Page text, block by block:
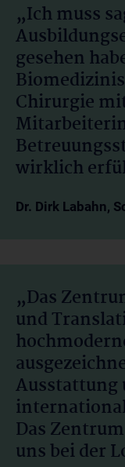
„Ich muss
gesehen
Chirurgie
wirklich
Dr. Dirk Labahn,
„Das
und
Ausstattung
Das
uns bei der